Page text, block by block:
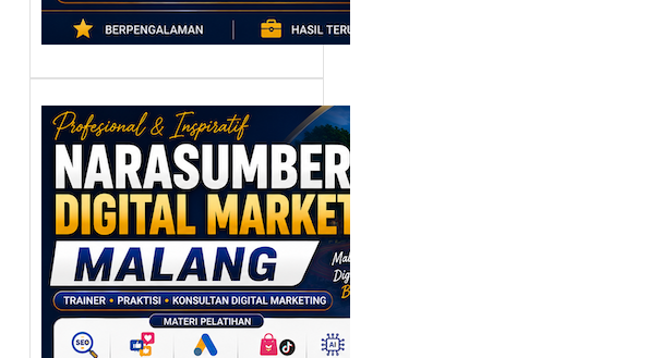
Narasumber
Digital Marketing
Malang:
Menyiapkan
Talenta Digital
yang Siap
Menghadapi Dunia
Bisnis Modern